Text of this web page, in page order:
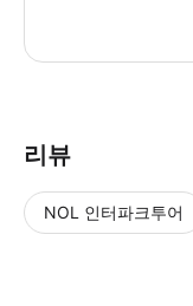
리뷰
NOL 인터파크투어